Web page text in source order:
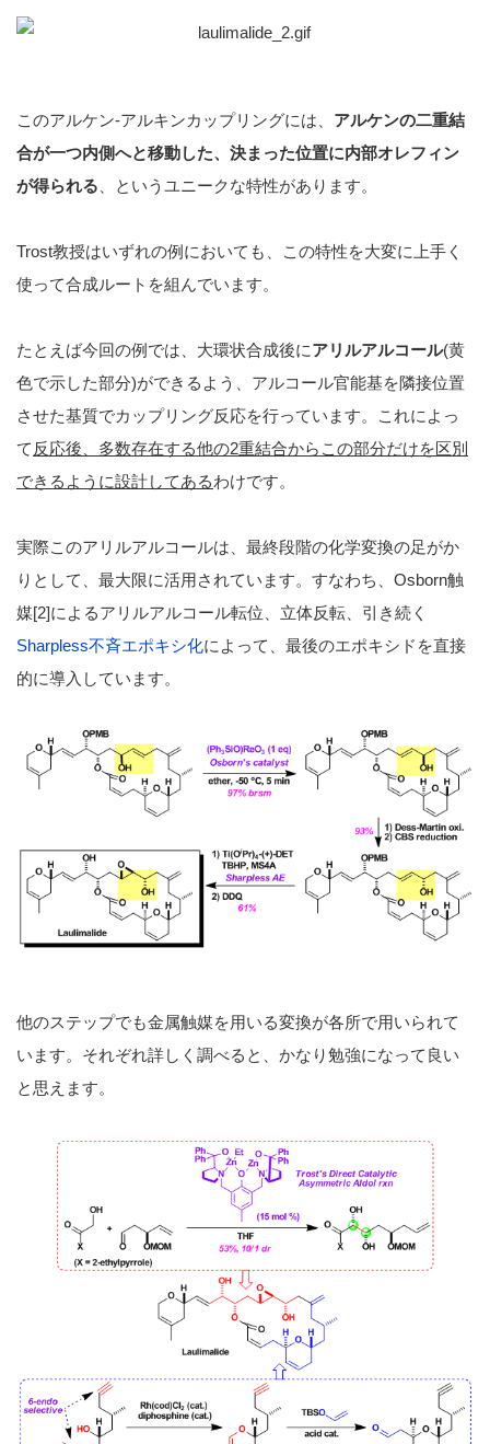
このアルケン-アルキンカップリングには、 アルケンの二重結
合が一つ内側へと移動した、決まった位置に内部オレフィン
が得られる 、というユニークな特性があります。
Trost教授はいずれの例においても、この特性を大変に上手く
使って合成ルートを組んでいます。
たとえば今回の例では、大環状合成後にアリルアルコール(黄
色で示した部分)ができるよう、アルコール官能基を隣接位置
させた基質でカップリング反応を行っています。これによっ
て 反応後、多数存在する他の2重結合からこの部分だけを区別
できるように設計してあるわけです。
実際このアリルアルコールは、最終段階の化学変換の足がか
りとして、最大限に活用されています。すなわち、Osborn触
媒[2]によるアリルアルコール転位、立体反転、引き続く
Sharpless不斉エポキシ化によって、最後のエポキシドを直接
的に導入しています。
他のステップでも金属触媒を用いる変換が各所で用いられて
います。それぞれ詳しく調べると、かなり勉強になって良い
と思えます。